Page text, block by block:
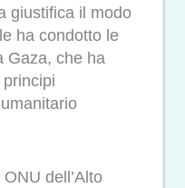
giustifica il modo
ha condotto le
Gaza, che ha
dell’Alto